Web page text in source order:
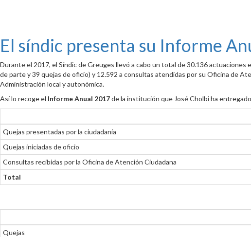
El síndic presenta su Informe
Durante el 2017, el Síndic de Greuges llevó a cabo un total de 30.136 actuaciones
de parte y 39 quejas de oficio) y 12.592 a consultas atendidas por su Oficina de
Administración local y autonómica.
Así lo recoge el Informe Anual 2017de la institución que José Cholbi ha
Quejas presentadas por la ciudadanía
Quejas iniciadas de oficio
Consultas recibidas por la Oficina de Atención Ciudadana
Total
Quejas